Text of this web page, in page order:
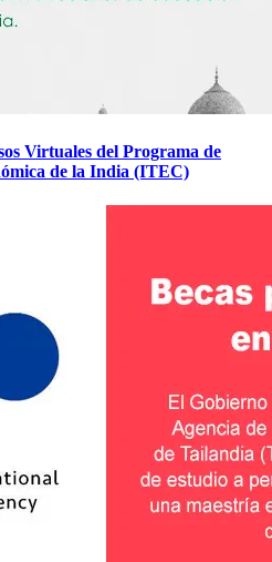
Virtuales del Programa de
de la India (ITEC)